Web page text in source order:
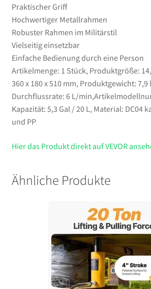
Praktischer Griff
Hochwertiger Metallrahmen
Robuster Rahmen im Militärstil
Vielseitig einsetzbar
Einfache Bedienung durch eine Person
Artikelmenge: 1 Stück, Produktgröße:
360 x 180 x 510 mm, Produktgewicht: 7,9
Durchflussrate: 6 L/
Kapazität: 5,3 Gal / 20 L, Material: DC04
und PP
Hier das Produkt direkt auf VEVOR
Ähnliche Produkte